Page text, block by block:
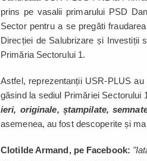
prins pe vasalii primarului PSD
Sector pentru a se pregăti
Direcției de Salubrizare și Investiții
Primăria Sectorului 1.
Astfel, reprezentanții USR-PLUS
găsind la sediul Primăriei Sectorului
ieri, originale, ștampilate,
asemenea, au fost descoperite și
Clotilde Armand, pe Facebook: